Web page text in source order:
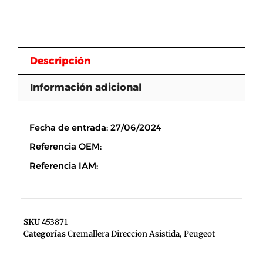
Descripción
Información adicional
Fecha de entrada: 27/06/2024
Referencia OEM:
Referencia IAM:
SKU453871
CategoríasCremallera Direccion Asistida, Peugeot